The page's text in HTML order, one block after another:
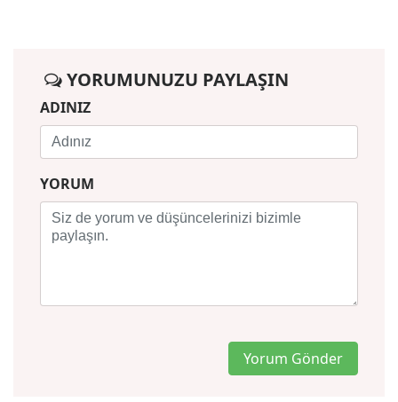
YORUMUNUZU PAYLAŞIN
ADINIZ
YORUM
Yorum Gönder